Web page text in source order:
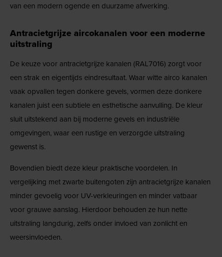
van een modern ogende en duurzame afwerking.
Antracietgrijze aircokanalen voor een moderne
uitstraling
De keuze voor antracietgrijze kanalen (RAL7016) zorgt voor
een strak en eigentijds eindresultaat. Waar witte airco kanalen
vaak opvallen tegen donkere gevels, vormen deze donkere
kanalen juist een subtiele en esthetische aanvulling. De kleur
sluit uitstekend aan bij moderne gevels en industriële
omgevingen, waar een rustige en verzorgde uitstraling
gewenst is.
Bovendien biedt deze kleur praktische voordelen. In
vergelijking met zwarte buitengoten zijn antracietgrijze kanalen
minder gevoelig voor UV-verkleuringen en minder vatbaar
voor grauwe aanslag. Hierdoor behouden ze hun nette
uitstraling langdurig, zelfs onder invloed van zonlicht en
weersinvloeden.